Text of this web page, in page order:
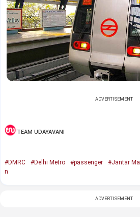
ADVERTISEMENT
TEAM UDAYAVANI
#DMRC #Delhi Metro #passenger #Jantar
n
ADVERTISEMENT